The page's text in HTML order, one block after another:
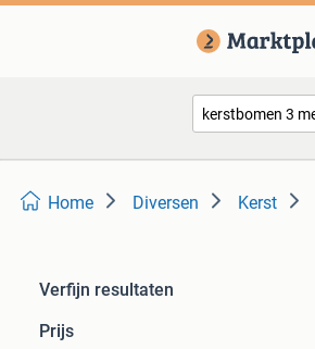
Home Diversen Kerst
Verfijn resultaten
Prijs